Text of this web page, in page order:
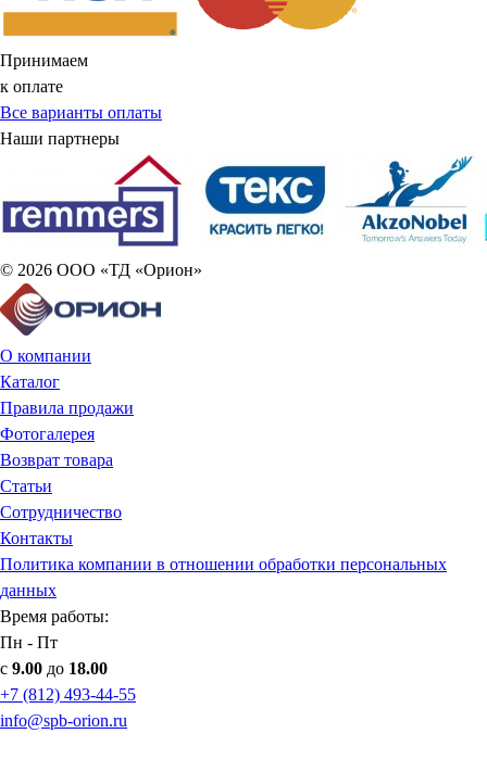
Принимаем
к оплате
Все варианты оплаты
Наши партнеры
© 2026 ООО «ТД «Орион»
О компании
Каталог
Правила продажи
Фотогалерея
Возврат товара
Статьи
Сотрудничество
Контакты
Политика компании в отношении обработки персональных
данных
Время работы:
Пн - Пт
с 9.00 до 18.00
+7 (812) 493-44-55
info@spb-orion.ru